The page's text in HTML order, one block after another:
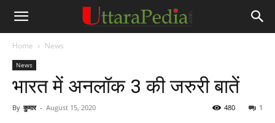
Home News
News
भारत में अनलॉक 3 की जरुरी बातें
By कुमार - August 15, 2020 1
480